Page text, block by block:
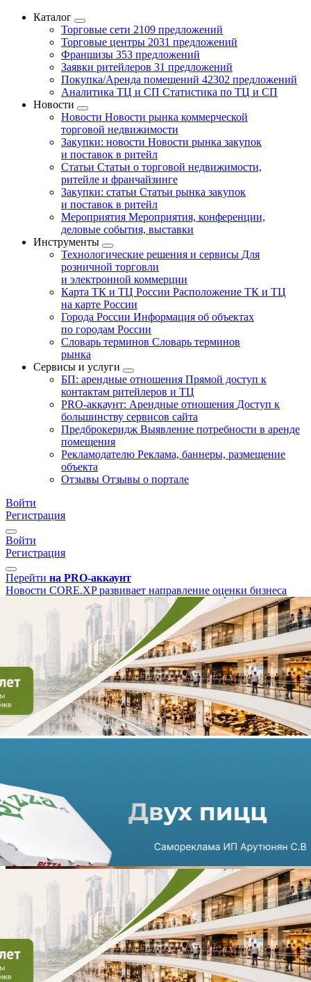
Каталог
Торговые сети 2109 предложений
Торговые центры 2031 предложений
Франшизы 353 предложений
Заявки ритейлеров 31 предложений
Покупка/Аренда помещений 42302 предложений
Аналитика ТЦ и СП Статистика по ТЦ и СП
Новости
Новости Новости рынка коммерческой
торговой недвижимости
Закупки: новости Новости рынка закупок
и поставок в ритейл
Статьи Статьи о торговой недвижимости,
ритейле и франчайзинге
Закупки: статьи Статьи рынка закупок
и поставок в ритейл
Мероприятия Мероприятия, конференции,
деловые события, выставки
Инструменты
Технологические решения и сервисы Для
розничной торговли
и электронной коммерции
Карта ТК и ТЦ России Расположение ТК и ТЦ
на карте России
Города России Информация об объектах
по городам России
Словарь терминов Словарь терминов
рынка
Сервисы и услуги
БП: арендные отношения Прямой доступ к
контактам ритейлеров и ТЦ
PRO-аккаунт: Арендные отношения Доступ к
большинству сервисов сайта
Предброкеридж Выявление потребности в аренде
помещения
Рекламодателю Реклама, баннеры, размещение
объекта
Отзывы Отзывы о портале
Войти
Регистрация
Войти
Регистрация
Перейти на PRO-аккаунт
Новости CORE.XP развивает направление оценки бизнеса
направление оценки бизнеса
15.06.2026 г. в 15:22